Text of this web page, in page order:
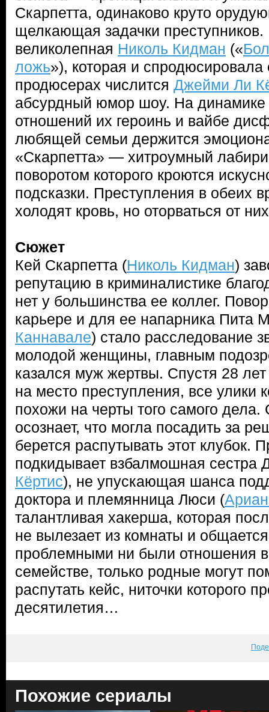
Скарпетта, одинаково круто
щелкающая задачки
великолепная Николь Кидман («
ложь»), которая и
продюсерах числится Джейми Ли
абсурдный юмор шоу. На динамике
отношений их героинь и вайбе
любящей семьи держится
«Скарпетта» — хитроумный
поворотом которого кроются
подсказки. Преступления в обеих
холодят кровь, но оторваться от
Сюжет
Кей Скарпетта (Николь Кидман)
репутацию в криминалистике
нет у большинства ее коллег.
карьере и для ее напарника Пита
Каннавале) стало расследование
молодой женщины, главным
казался муж жертвы. Спустя 28
на место преступления, все улики
похожи на черты того самого дела.
осознает, что могла посадить за
берется распутывать этот клубок.
подкидывает взбалмошная сестра
Кёртис), не упускающая шанса
доктора и племянница Люси (
талантливая хакерша, которая
не вылезает из комнаты и
проблемными ни были отношения
семействе, только родные могут
распутать кейс, ниточки которого
десятилетия…
Похожие сериалы